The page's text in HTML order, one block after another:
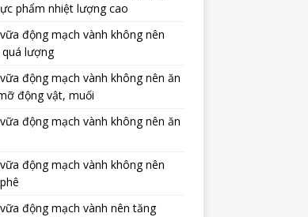
phẩm nhiệt lượng cao
động mạch vành không nên
lượng
động mạch vành không nên ăn
động vật, muối
động mạch vành không nên ăn
động mạch vành không nên
động mạch vành nên tăng